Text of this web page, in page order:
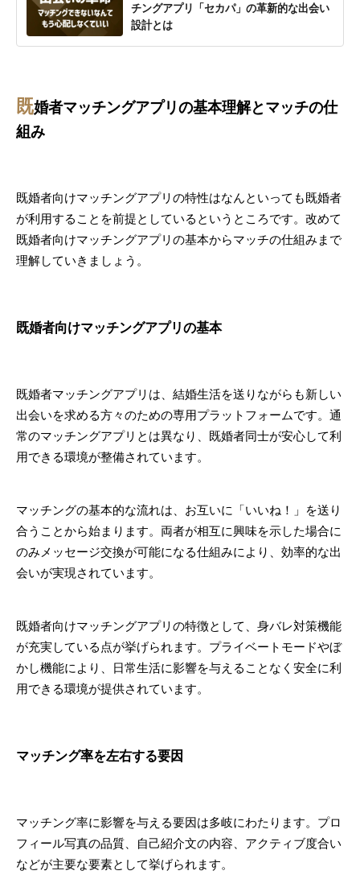
チングアプリ「セカパ」の革新的な出会い
設計とは
既婚者マッチングアプリの基本理解とマッチの仕
組み
既婚者向けマッチングアプリの特性はなんといっても既婚者
が利用することを前提としているというところです。改めて
既婚者向けマッチングアプリの基本からマッチの仕組みまで
理解していきましょう。
既婚者向けマッチングアプリの基本
既婚者マッチングアプリは、結婚生活を送りながらも新しい
出会いを求める方々のための専用プラットフォームです。通
常のマッチングアプリとは異なり、既婚者同士が安心して利
用できる環境が整備されています。
マッチングの基本的な流れは、お互いに「いいね！」を送り
合うことから始まります。両者が相互に興味を示した場合に
のみメッセージ交換が可能になる仕組みにより、効率的な出
会いが実現されています。
既婚者向けマッチングアプリの特徴として、身バレ対策機能
が充実している点が挙げられます。プライベートモードやぼ
かし機能により、日常生活に影響を与えることなく安全に利
用できる環境が提供されています。
マッチング率を左右する要因
マッチング率に影響を与える要因は多岐にわたります。プロ
フィール写真の品質、自己紹介文の内容、アクティブ度合い
などが主要な要素として挙げられます。